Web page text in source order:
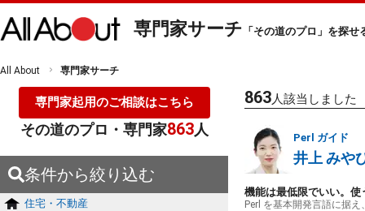
専門家サーチ 「その道のプロ」を探せ
All About 専門家サーチ
専門家起用のご相談はこちら
その道のプロ・専門家863人
条件から絞り込む
住宅・不動産
863人該当しました
Perl ガイド
井上 みや
機能は最低限でいい。
Perl を基本開発言語に据